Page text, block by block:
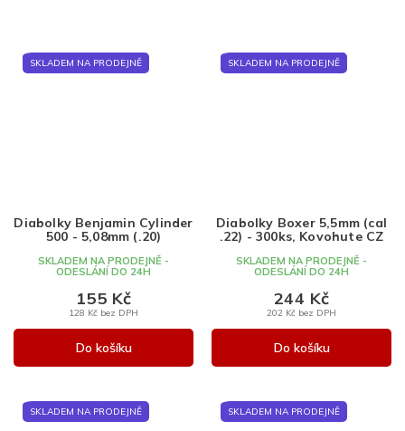
SKLADEM NA PRODEJNĚ
Diabolky Benjamin Cylinder
500 - 5,08mm (.20)
SKLADEM NA PRODEJNĚ -
ODESLÁNÍ DO 24H
128 Kč bez DPH
155 Kč
Do košíku
SKLADEM NA PRODEJNĚ
Diabolky Boxer 5,5mm (cal
.22) - 300ks, Kovohute CZ
SKLADEM NA PRODEJNĚ -
ODESLÁNÍ DO 24H
202 Kč bez DPH
244 Kč
Do košíku
SKLADEM NA PRODEJNĚ SKLADEM NA PRODEJNĚ